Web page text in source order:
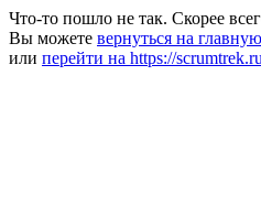
Что-то пошло не так. Скорее
Вы можете вернуться на главную
или перейти на https://scrumtrek.ru